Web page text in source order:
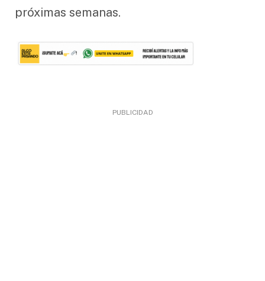
próximas semanas.
PUBLICIDAD